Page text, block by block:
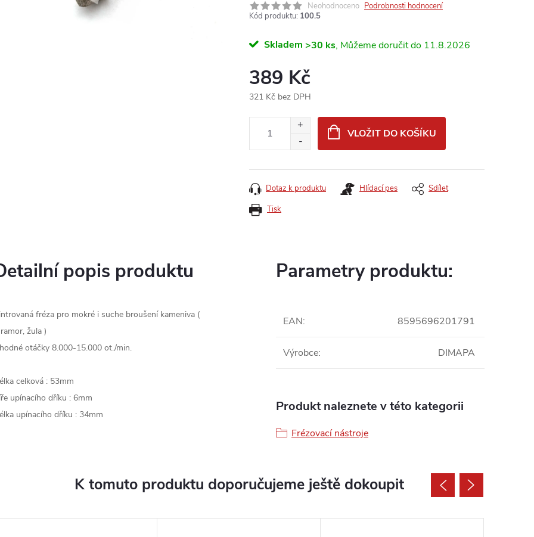
Neohodnoceno Podrobnosti hodnocení
Kód produktu: 100.5
Skladem >30 ks 11.8.2026
389 Kč
321 Kč bez DPH
VLOŽIT DO KOŠÍKU
Tisk
Dotaz k produktu Hlídací pes Sdílet
popis produktu
fréza pro mokré i suche broušení kameniva (
žula )
otáčky 8.000-15.000 ot./min.
celková : 53mm
upínacího dříku : 6mm
upínacího dříku : 34mm
Parametry produktu:
EAN: 8595696201791
Výrobce: DIMAPA
Produkt naleznete v této kategorii
Frézovací nástroje
K tomuto produktu doporučujeme ještě dokoupit